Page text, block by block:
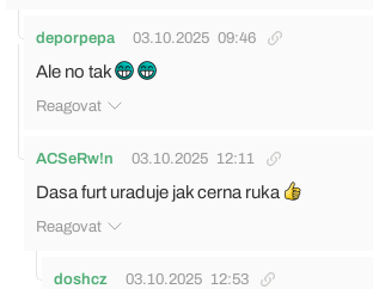
deporpepa 03.10.2025 09:46
Ale no tak
Reagovat
ACSeRw!n 03.10.2025 12:11
Dasa furt uraduje jak cerna ruka
Reagovat
doshcz 03.10.2025 12:53